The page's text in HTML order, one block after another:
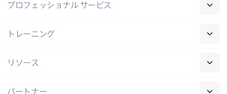
プロフェッショナル サービス
トレーニング
リソース
パートナー